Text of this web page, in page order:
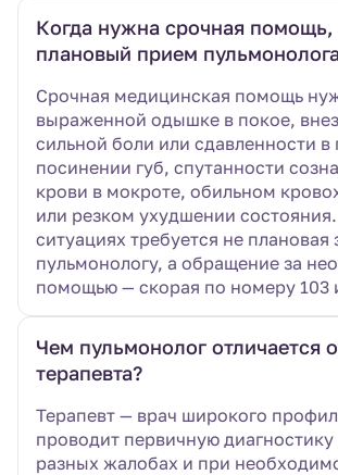
Когда нужна срочная помощь,
плановый прием
Срочная медицинская помощь
выраженной одышке в покое,
сильной боли или сдавленности в
посинении губ, спутанности
крови в мокроте, обильном
или резком ухудшении
ситуациях требуется не плановая
пульмонологу, а обращение за
помощью — скорая по номеру 103
Чем пульмонолог отличается
терапевта?
Терапевт — врач широкого
проводит первичную диагностику
разных жалобах и при